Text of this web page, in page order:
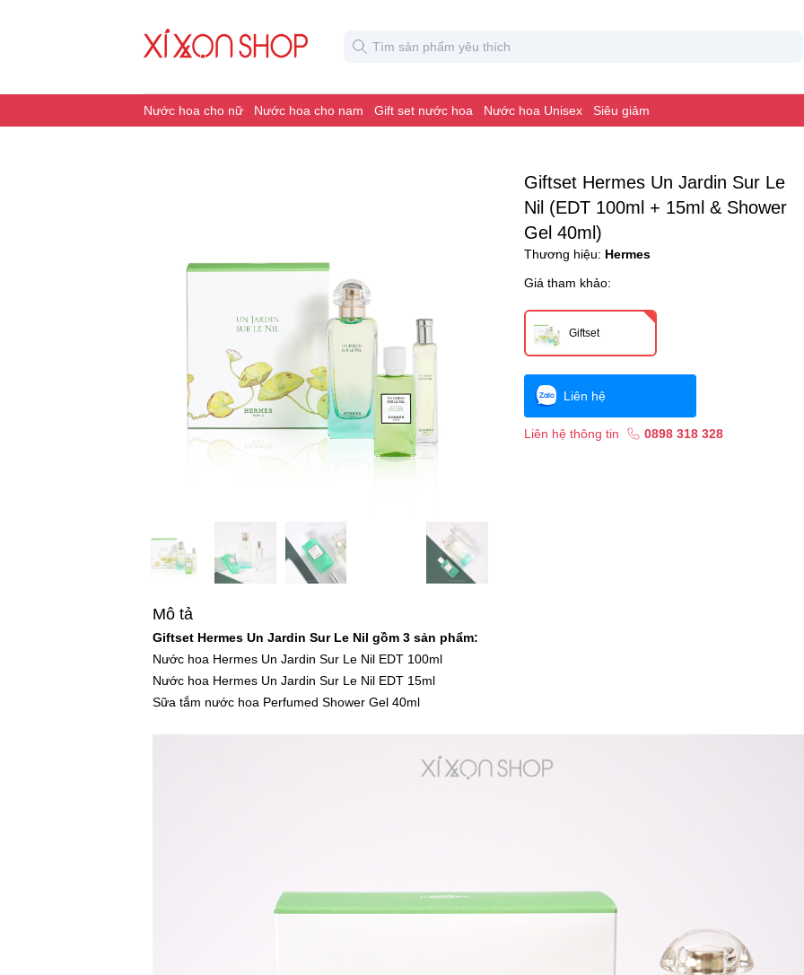
Nước hoa cho nữ Nước hoa cho nam Gift set nước hoa Nước hoa Unisex Siêu giảm
Giftset Hermes Un Jardin Sur Le
Nil (EDT 100ml + 15ml & Shower
Gel 40ml)
Thương hiệu: Hermes
Giá tham khảo:
Giftset
Liên hệ
Liên hệ thông tin 0898 318 328
Mô tả
Giftset Hermes Un Jardin Sur Le Nil gồm 3 sản phẩm:
Nước hoa Hermes Un Jardin Sur Le Nil EDT 100ml
Nước hoa Hermes Un Jardin Sur Le Nil EDT 15ml
Sữa tắm nước hoa Perfumed Shower Gel 40ml